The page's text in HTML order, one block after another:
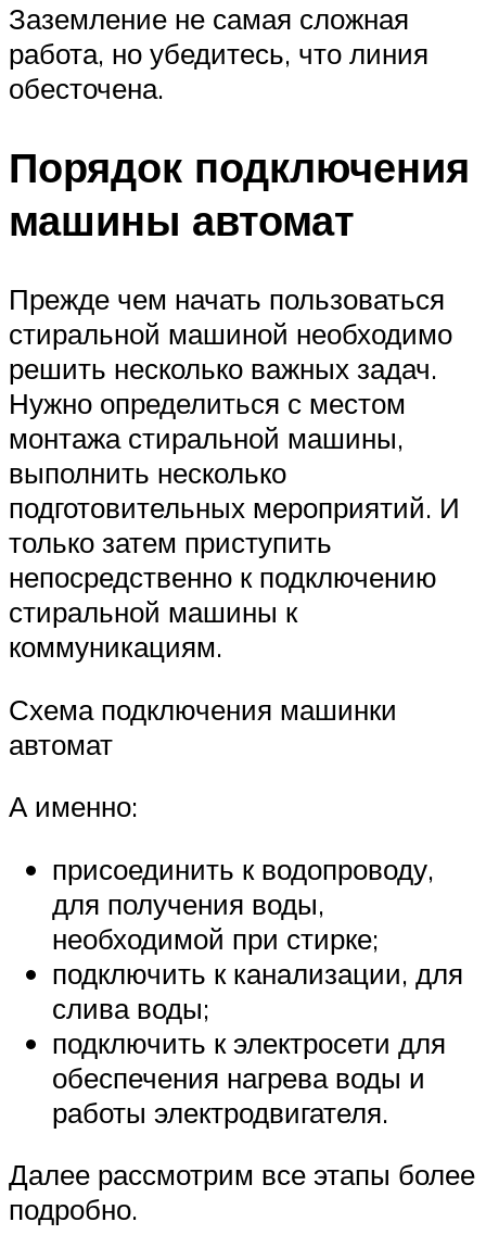
Заземление не самая сложная
работа, но убедитесь, что линия
обесточена.
Порядок подключения
машины автомат
Прежде чем начать пользоваться
стиральной машиной необходимо
решить несколько важных задач.
Нужно определиться с местом
монтажа стиральной машины,
выполнить несколько
подготовительных мероприятий. И
только затем приступить
непосредственно к подключению
стиральной машины к
коммуникациям.
Схема подключения машинки
автомат
А именно:
присоединить к водопроводу,
для получения воды,
необходимой при стирке;
подключить к канализации, для
слива воды;
подключить к электросети для
обеспечения нагрева воды и
работы электродвигателя.
Далее рассмотрим все этапы более
подробно.